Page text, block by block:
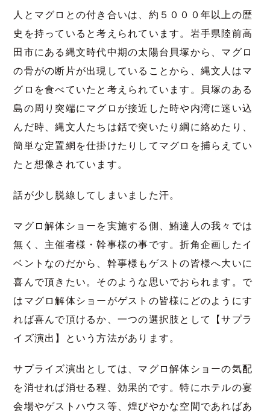
人とマグロとの付き合いは、約５０００年以上の歴
史を持っていると考えられています。岩手県陸前高
田市にある縄文時代中期の太陽台貝塚から、マグロ
の骨がの断片が出現していることから、縄文人はマ
グロを食べていたと考えられています。貝塚のある
島の周り突端にマグロが接近した時や内湾に迷い込
んだ時、縄文人たちは銛で突いたり綱に絡めたり、
簡単な定置網を仕掛けたりしてマグロを捕らえてい
たと想像されています。
話が少し脱線してしまいました汗。
マグロ解体ショーを実施する側、鮪達人の我々では
無く、主催者様・幹事様の事です。折角企画したイ
ベントなのだから、幹事様もゲストの皆様へ大いに
喜んで頂きたい。そのような思いでおられます。で
はマグロ解体ショーがゲストの皆様にどのようにす
れば喜んで頂けるか、一つの選択肢として【サプラ
イズ演出】という方法があります。
サプライズ演出としては、マグロ解体ショーの気配
を消せれば消せる程、効果的です。特にホテルの宴
会場やゲストハウス等、煌びやかな空間であればあ